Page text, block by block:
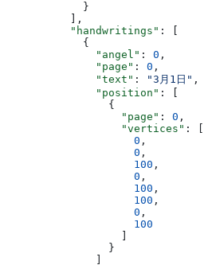
            }
          ],
          "handwritings"
: [
            {
              "angel"
: 0 ,
              "page"
: 0 ,
              "text"
: "3月1日" ,
              "position"
: [
                {
                  "page"
: 0 ,
                  "vertices"
: [
                    0
,
                    0
,
                    100
,
                    0
,
                    100
,
                    100
,
                    0
,
                    100
                }